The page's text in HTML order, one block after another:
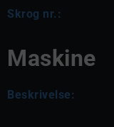
Skrog nr.:
Maskine
Beskrivelse: